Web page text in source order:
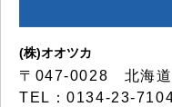
(株)オオツカ
〒047-0028 北海道
TEL：0134-23-